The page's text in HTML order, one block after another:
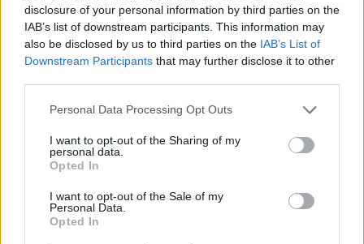
disclosure of your personal information by third parties on the
IAB’s list of downstream participants. This information may
also be disclosed by us to third parties on the IAB’s List of
Downstream Participants that may further disclose it to other
Please note that this website/app uses one or more Google
not limited to your visit or usage behaviour. You may click to
grant or deny consent to Google and its third-party tags to
use your data for below specified purposes in below Google
consent section.
Personal Data Processing Opt Outs
I want to opt-out of the Sharing of my
personal data.
Opted In
I want to opt-out of the Sale of my
Personal Data.
Opted In
ΣΑΝ ΣΗΜΕΡΑ...ΣΤΟΝ ΠΟΝΤΟ ΚΑΙ ΑΛΛΟΥ
Πόλυς Κερμανίδης: Ο τραγουδιστής με τις
6/08/2026 - 7:02μμ